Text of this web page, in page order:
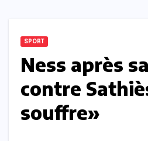
SPORT
Ness après
contre
souffre»